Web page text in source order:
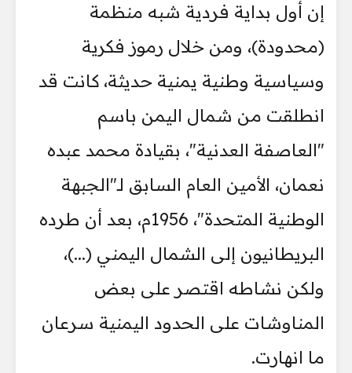
إن أول بداية فردية شبه منظمة
(محدودة)، ومن خلال رموز فكرية
وسياسية وطنية يمنية حديثة، كانت قد
انطلقت من شمال اليمن باسم
"العاصفة العدنية"، بقيادة محمد عبده
نعمان، الأمين العام السابق لـ"الجبهة
الوطنية المتحدة"، 1956م، بعد أن طرده
البريطانيون إلى الشمال اليمني (...)،
ولكن نشاطه اقتصر على بعض
المناوشات على الحدود اليمنية سرعان
ما انهارت.